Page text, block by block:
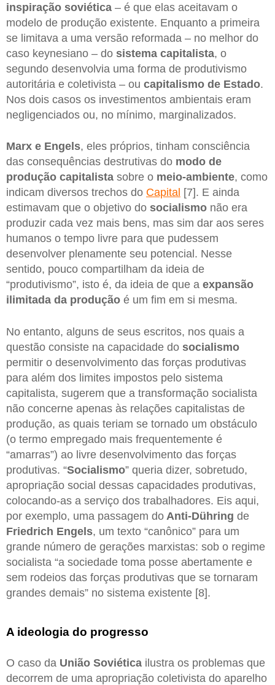
inspiração soviética – é que elas aceitavam o
modelo de produção existente. Enquanto a primeira
se limitava a uma versão reformada – no melhor do
caso keynesiano – do sistema capitalista, o
segundo desenvolvia uma forma de produtivismo
autoritária e coletivista – ou capitalismo de Estado.
Nos dois casos os investimentos ambientais eram
negligenciados ou, no mínimo, marginalizados.
Marx e Engels, eles próprios, tinham consciência
das consequências destrutivas do modo de
produção capitalista sobre o meio-ambiente, como
indicam diversos trechos do Capital [7]. E ainda
estimavam que o objetivo do socialismo não era
produzir cada vez mais bens, mas sim dar aos seres
humanos o tempo livre para que pudessem
desenvolver plenamente seu potencial. Nesse
sentido, pouco compartilham da ideia de
“produtivismo”, isto é, da ideia de que a expansão
ilimitada da produção é um fim em si mesma.
No entanto, alguns de seus escritos, nos quais a
questão consiste na capacidade do socialismo
permitir o desenvolvimento das forças produtivas
para além dos limites impostos pelo sistema
capitalista, sugerem que a transformação socialista
não concerne apenas às relações capitalistas de
produção, as quais teriam se tornado um obstáculo
(o termo empregado mais frequentemente é
“amarras”) ao livre desenvolvimento das forças
produtivas. “Socialismo” queria dizer, sobretudo,
apropriação social dessas capacidades produtivas,
colocando-as a serviço dos trabalhadores. Eis aqui,
por exemplo, uma passagem do Anti-Dühring de
Friedrich Engels, um texto “canônico” para um
grande número de gerações marxistas: sob o regime
socialista “a sociedade toma posse abertamente e
sem rodeios das forças produtivas que se tornaram
grandes demais” no sistema existente [8].
A ideologia do progresso
O caso da União Soviética ilustra os problemas que
decorrem de uma apropriação coletivista do aparelho